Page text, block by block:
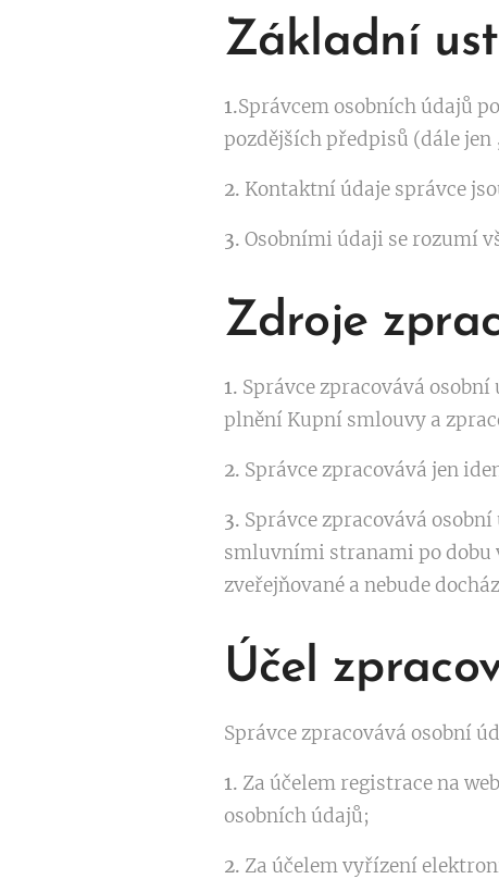
Základní
1.Správcem osobních údajů
pozdějších předpisů (dále jen
2. Kontaktní údaje správce
3. Osobními údaji se rozumí
Zdroje
1. Správce zpracovává
plnění Kupní smlouvy a
2. Správce zpracovává jen
3. Správce zpracovává
smluvními stranami po dobu
zveřejňované a nebude
Účel
Správce zpracovává osobní
1. Za účelem registrace na
osobních údajů;
2. Za účelem vyřízení